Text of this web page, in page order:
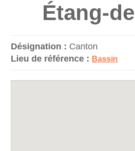
Étang-
Désignation : Canton
Lieu de référence : Bassin